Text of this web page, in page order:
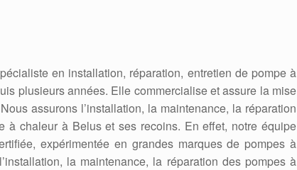
en installation, réparation, entretien de pompe à
plusieurs années. Elle commercialise et assure la mise
assurons l’installation, la maintenance, la réparation
à chaleur à Belus et ses recoins. En effet, notre équipe
expérimentée en grandes marques de pompes à
la maintenance, la réparation des pompes à